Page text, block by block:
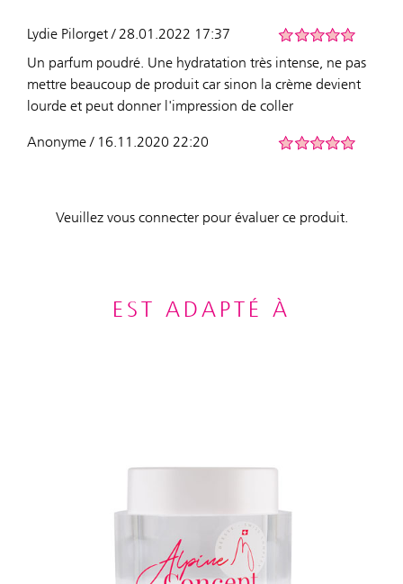
Lydie Pilorget / 28.01.2022 17:37
Un parfum poudré. Une hydratation très intense, ne pas
mettre beaucoup de produit car sinon la crème devient
lourde et peut donner l'impression de coller
Anonyme / 16.11.2020 22:20
Veuillez vous connecter pour évaluer ce produit.
EST ADAPTÉ À